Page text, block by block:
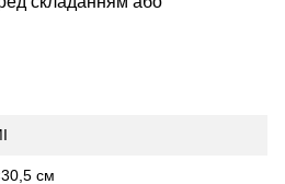
см